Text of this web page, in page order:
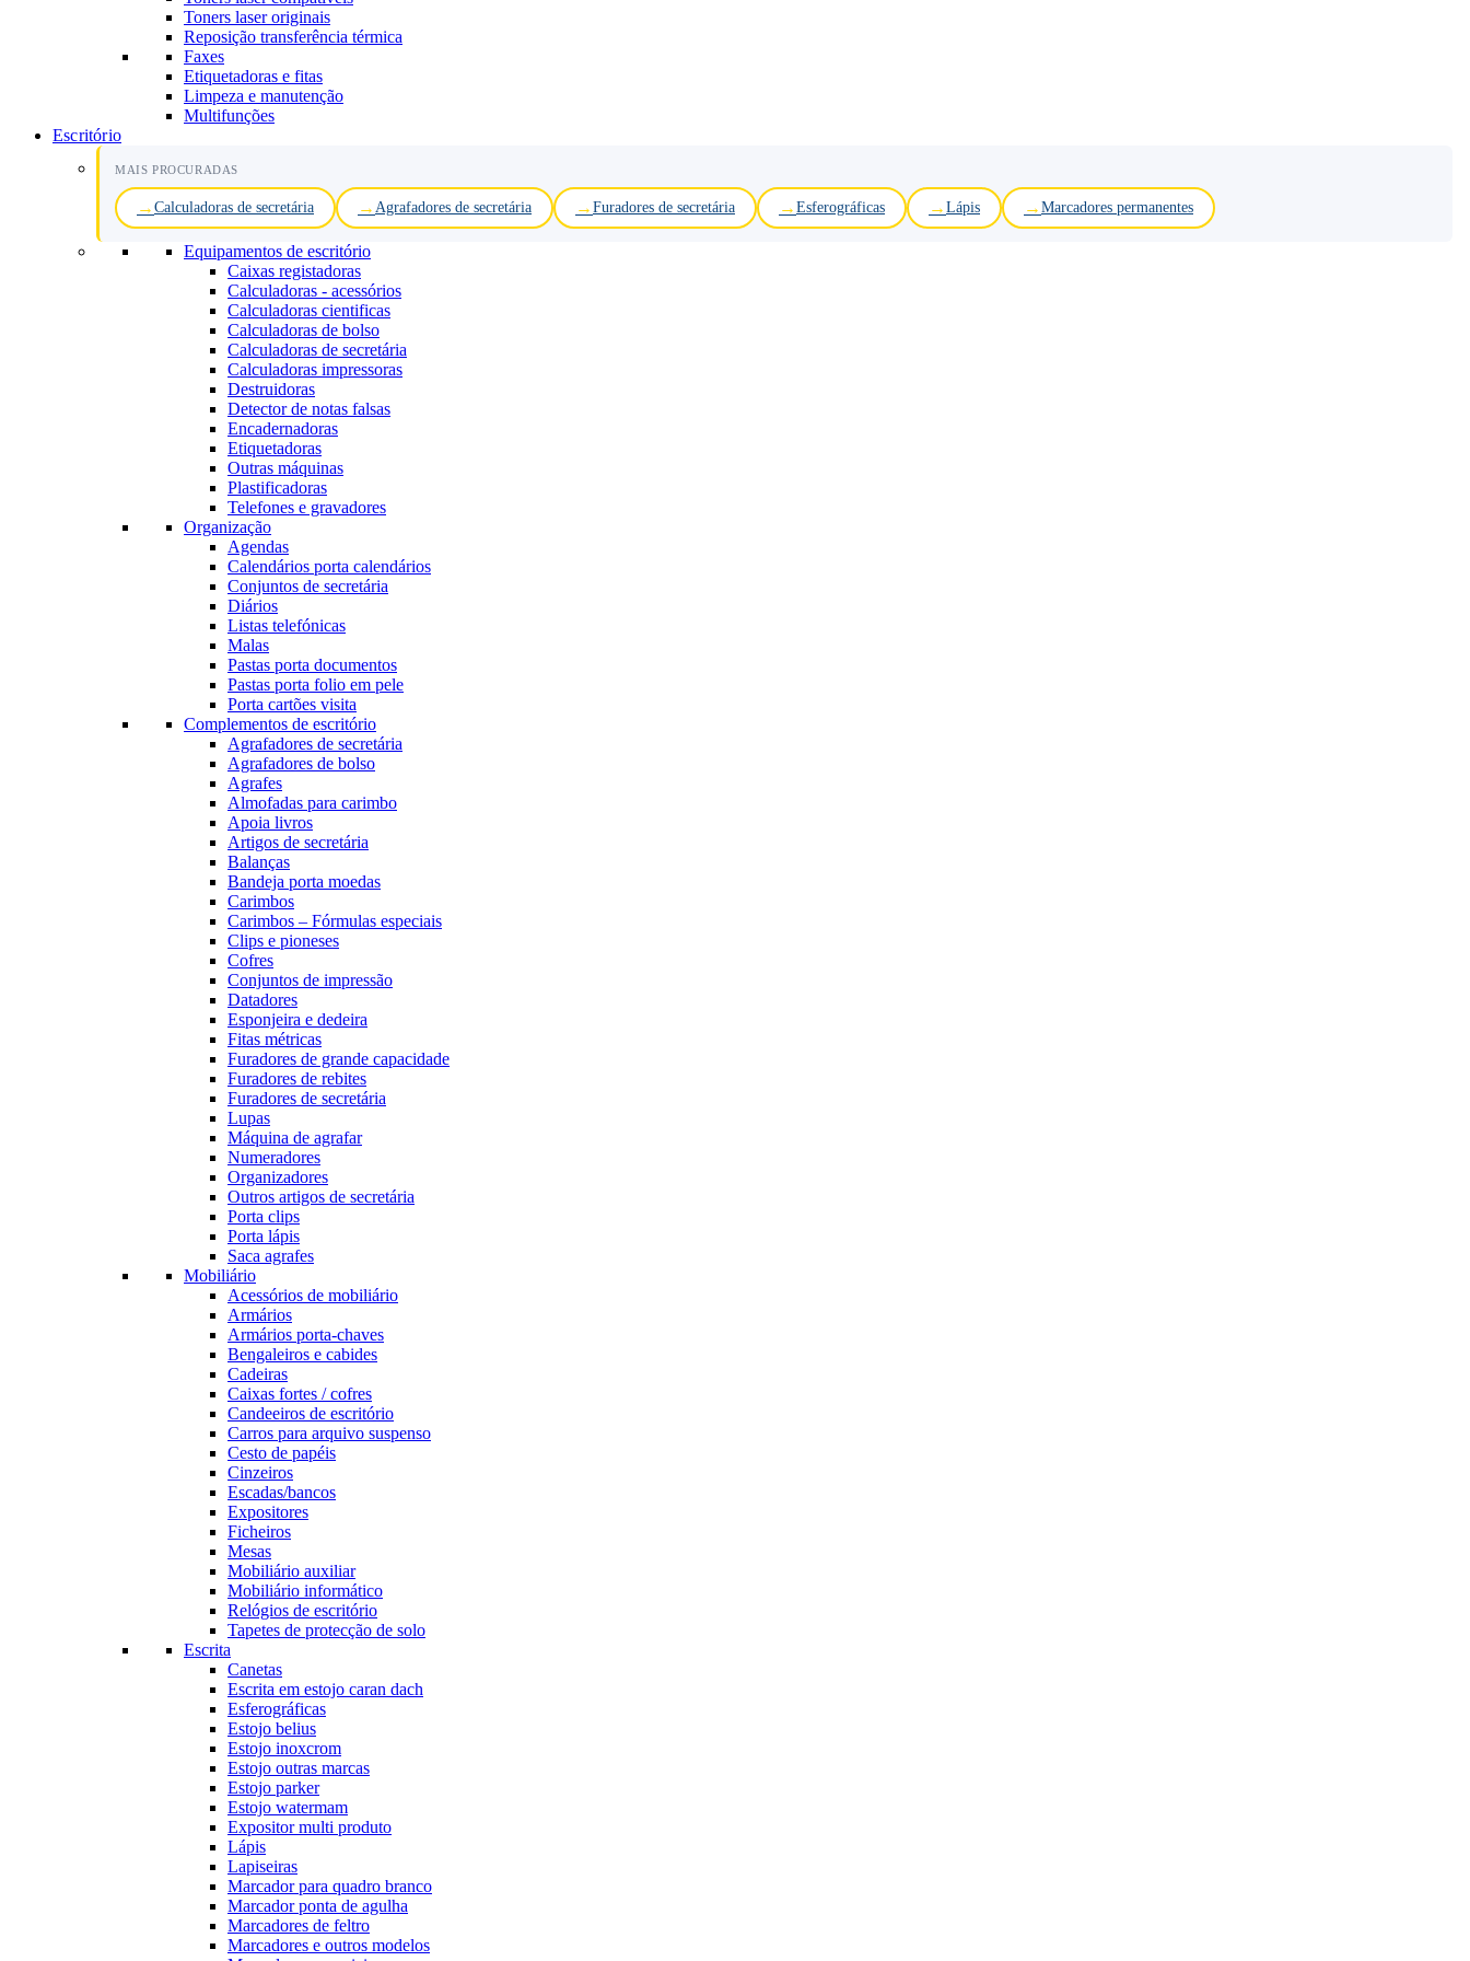
Toners laser originais
Reposição transferência térmica
Faxes
Etiquetadoras e fitas
Limpeza e manutenção
Multifunções
Escritório
MAIS PROCURADAS
Calculadoras de secretária Agrafadores de secretária Furadores de secretária Esferográficas Lápis Marcadores permanentes
Equipamentos de escritório
Caixas registadoras
Calculadoras - acessórios
Calculadoras cientificas
Calculadoras de bolso
Calculadoras de secretária
Calculadoras impressoras
Destruidoras
Detector de notas falsas
Encadernadoras
Etiquetadoras
Outras máquinas
Plastificadoras
Telefones e gravadores
Organização
Agendas
Calendários porta calendários
Conjuntos de secretária
Diários
Listas telefónicas
Malas
Pastas porta documentos
Pastas porta folio em pele
Porta cartões visita
Complementos de escritório
Agrafadores de secretária
Agrafadores de bolso
Agrafes
Almofadas para carimbo
Apoia livros
Artigos de secretária
Balanças
Bandeja porta moedas
Carimbos
Carimbos – Fórmulas especiais
Clips e pioneses
Cofres
Conjuntos de impressão
Datadores
Esponjeira e dedeira
Fitas métricas
Furadores de grande capacidade
Furadores de rebites
Furadores de secretária
Lupas
Máquina de agrafar
Numeradores
Organizadores
Outros artigos de secretária
Porta clips
Porta lápis
Saca agrafes
Mobiliário
Acessórios de mobiliário
Armários
Armários porta-chaves
Bengaleiros e cabides
Cadeiras
Caixas fortes / cofres
Candeeiros de escritório
Carros para arquivo suspenso
Cesto de papéis
Cinzeiros
Escadas/bancos
Expositores
Ficheiros
Mesas
Mobiliário auxiliar
Mobiliário informático
Relógios de escritório
Tapetes de protecção de solo
Escrita
Canetas
Escrita em estojo caran dach
Esferográficas
Estojo belius
Estojo inoxcrom
Estojo outras marcas
Estojo parker
Estojo watermam
Expositor multi produto
Lápis
Lapiseiras
Marcador para quadro branco
Marcador ponta de agulha
Marcadores de feltro
Marcadores e outros modelos